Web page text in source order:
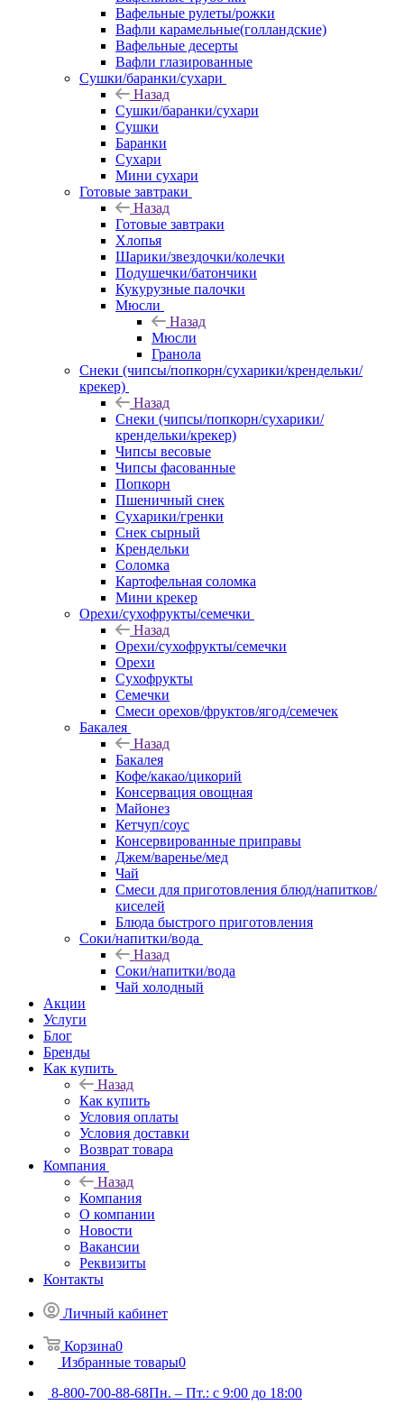
Вафельные рулеты/рожки
Вафли карамельные(голландские)
Вафельные десерты
Вафли глазированные
Сушки/баранки/сухари
Назад
Сушки/баранки/сухари
Сушки
Баранки
Сухари
Мини сухари
Готовые завтраки
Назад
Готовые завтраки
Хлопья
Шарики/звездочки/колечки
Подушечки/батончики
Кукурузные палочки
Мюсли
Назад
Мюсли
Гранола
Снеки (чипсы/попкорн/сухарики/крендельки/
крекер)
Назад
Снеки (чипсы/попкорн/сухарики/
крендельки/крекер)
Чипсы весовые
Чипсы фасованные
Попкорн
Пшеничный снек
Сухарики/гренки
Снек сырный
Крендельки
Соломка
Картофельная соломка
Мини крекер
Орехи/сухофрукты/семечки
Назад
Орехи/сухофрукты/семечки
Орехи
Сухофрукты
Семечки
Смеси орехов/фруктов/ягод/семечек
Бакалея
Назад
Бакалея
Кофе/какао/цикорий
Консервация овощная
Майонез
Кетчуп/соус
Консервированные приправы
Джем/варенье/мед
Чай
Смеси для приготовления блюд/напитков/
киселей
Блюда быстрого приготовления
Соки/напитки/вода
Назад
Соки/напитки/вода
Чай холодный
Акции
Услуги
Блог
Бренды
Как купить
Назад
Как купить
Условия оплаты
Условия доставки
Возврат товара
Компания
Назад
Компания
О компании
Новости
Вакансии
Реквизиты
Контакты
Личный кабинет
Корзина0
Избранные товары0
8-800-700-88-68Пн. – Пт.: с 9:00 до 18:00